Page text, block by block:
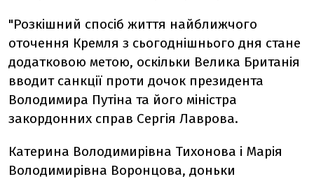
"Розкішний спосіб життя найближчого
оточення Кремля з сьогоднішнього дня стане
додатковою метою, оскільки Велика Британія
вводит санкції проти дочок президента
Володимира Путіна та його міністра
закордонних справ Сергія Лаврова.
Катерина Володимирівна Тихонова і Марія
Володимирівна Воронцова, доньки